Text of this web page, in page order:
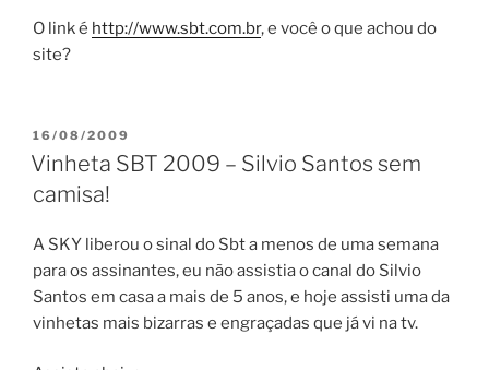
O link é http://www.sbt.com.br, e você o que achou do
site?
PUBLICADO
EM
16/08/2009
Vinheta SBT 2009 – Silvio Santos sem
camisa!
A SKY liberou o sinal do Sbt a menos de uma semana
para os assinantes, eu não assistia o canal do Silvio
Santos em casa a mais de 5 anos, e hoje assisti uma da
vinhetas mais bizarras e engraçadas que já vi na tv.